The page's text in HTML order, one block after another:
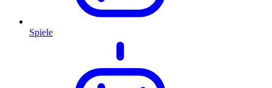
Spiele